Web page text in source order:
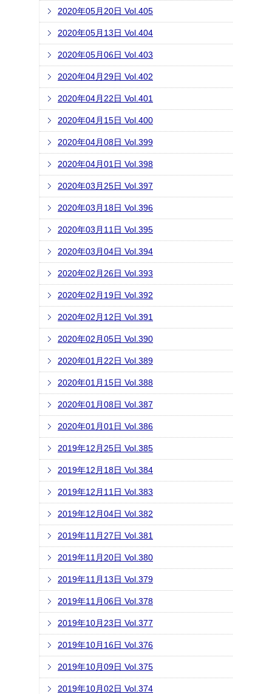
2020年05月20日 Vol.405
2020年05月13日 Vol.404
2020年05月06日 Vol.403
2020年04月29日 Vol.402
2020年04月22日 Vol.401
2020年04月15日 Vol.400
2020年04月08日 Vol.399
2020年04月01日 Vol.398
2020年03月25日 Vol.397
2020年03月18日 Vol.396
2020年03月11日 Vol.395
2020年03月04日 Vol.394
2020年02月26日 Vol.393
2020年02月19日 Vol.392
2020年02月12日 Vol.391
2020年02月05日 Vol.390
2020年01月22日 Vol.389
2020年01月15日 Vol.388
2020年01月08日 Vol.387
2020年01月01日 Vol.386
2019年12月25日 Vol.385
2019年12月18日 Vol.384
2019年12月11日 Vol.383
2019年12月04日 Vol.382
2019年11月27日 Vol.381
2019年11月20日 Vol.380
2019年11月13日 Vol.379
2019年11月06日 Vol.378
2019年10月23日 Vol.377
2019年10月16日 Vol.376
2019年10月09日 Vol.375
2019年10月02日 Vol.374